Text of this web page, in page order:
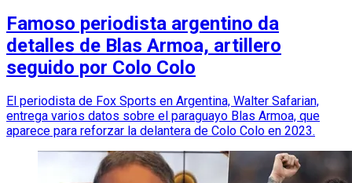
Famoso periodista argentino da
detalles de Blas Armoa, artillero
seguido por Colo Colo
El periodista de Fox Sports en Argentina, Walter Safarian,
entrega varios datos sobre el paraguayo Blas Armoa, que
aparece para reforzar la delantera de Colo Colo en 2023.